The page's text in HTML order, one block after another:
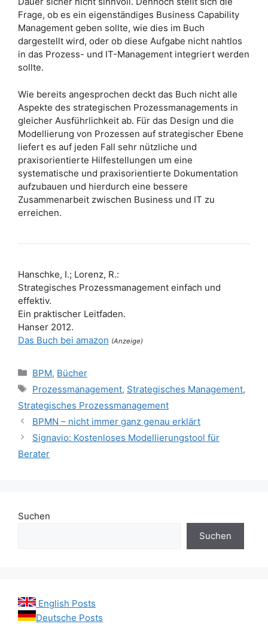
Frage, ob es ein eigenständiges Business Capability
Management geben sollte, wie dies im Buch
dargestellt wird, oder ob diese Aufgabe nicht nahtlos
in das Prozess- und IT-Management integriert werden
sollte.
Wie bereits angesprochen deckt das Buch nicht alle
Aspekte des strategischen Prozessmanagements in
gleicher Ausführlichkeit ab. Für das Design und die
Modellierung von Prozessen auf strategischer Ebene
liefert es auf jeden Fall sehr nützliche und
praxisorientierte Hilfestellungen um eine
systematische und praxisorientierte Dokumentation
aufzubauen und hierdurch eine bessere
Zusammenarbeit zwischen Business und IT zu
erreichen.
Hanschke, I.; Lorenz, R.:
Strategisches Prozessmanagement einfach und
effektiv.
Ein praktischer Leitfaden.
Hanser 2012.
Das Buch bei amazon (Anzeige)
Kategorien
BPM, Bücher
Schlagwörter
Prozessmanagement, Strategisches Management,
Strategisches Prozessmanagement
BPMN – nicht immer ganz genau erklärt
Signavio: Kostenloses Modellierungstool für
Berater
Suchen
Suchen
English Posts
Deutsche Posts